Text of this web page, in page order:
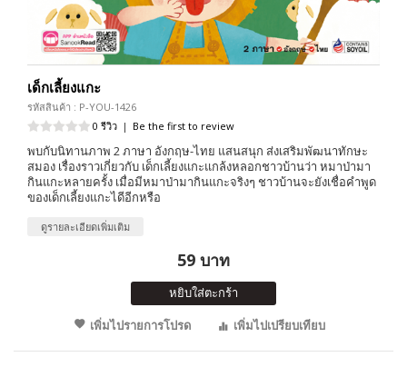
เด็กเลี้ยงแกะ
รหัสสินค้า : P-YOU-1426
0 รีวิว | Be the first to review
พบกับนิทานภาพ 2 ภาษา อังกฤษ-ไทย แสนสนุก ส่งเสริมพัฒนาทักษะ
สมอง เรื่องราวเกี่ยวกับ เด็กเลี้ยงแกะแกล้งหลอกชาวบ้านว่า หมาป่ามา
กินแกะหลายครั้ง เมื่อมีหมาป่ามากินแกะจริงๆ ชาวบ้านจะยังเชื่อคำพูด
ของเด็กเลี้ยงแกะไดีอีกหรือ
ดูรายละเอียดเพิ่มเติม
59 บาท
หยิบใส่ตะกร้า
เพิ่มไปรายการโปรด
เพิ่มไปเปรียบเทียบ